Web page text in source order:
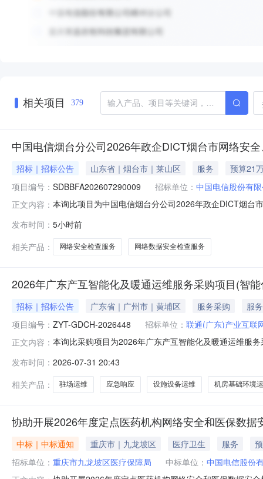
相关项目 379
中国电信烟台分公司2026年政企DICT烟台市网络安
招标｜招标公告 山东省｜烟台市｜莱山区 服务
预算21
项目编号： SDBBFA202607290009 招标单位： 中国电信股份有
正文内容： 本询比项目为中国电信烟台分公司2026年政企DICT烟台
应。1.项目概况与采购内容1.1项目概况：中国电信烟台
烟台分
发布时间： 5小时前
相关产品：
网络安全检查服务 网络数据安全检查服务
2026年广东产互智能化及暖通运维服务采购项目(智
招标｜招标公告 广东省｜广州市｜黄埔区 服务采购
服务
项目编号： ZYT-GDCH-2026448 招标单位： 联通(广东)产业互联
正文内容： 本询比采购项目为2026年广东产互智能化及暖通运维服
购，特邀请有意向的且具有提供标的物能力的潜在应答
项目（智能化部分）。
发布时间： 2026-07-31 20:43
相关产品：
驻场运维 应急响应 设施设备运维 机房基础环境
协助开展2026年度定点医药机构网络安全和医保数据
中标｜中标通知 重庆市｜九龙坡区 医疗卫生 服务
招标单位： 重庆市九龙坡区医疗保障局 中标单位： 中国电信股份